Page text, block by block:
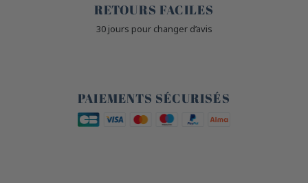
RETOURS FACILES
30 jours pour changer d’avis
PAIEMENTS SÉCURISÉS